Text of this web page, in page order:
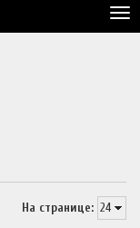
На странице: